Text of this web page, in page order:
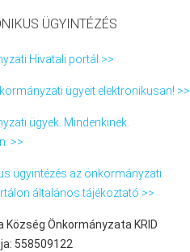
ÜGYINTÉZÉS
Hivatali portál >>
ügyeit elektronikusan! >>
ügyek. Mindenkinek.
>>
ügyintézés az önkormányzati
általános tájékoztató >>
Község Önkormányzata KRID
558509122